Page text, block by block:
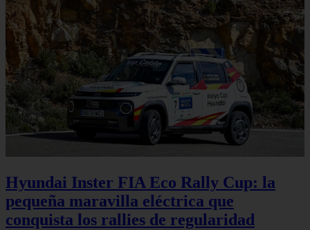
Hyundai Inster FIA Eco Rally Cup: la
pequeña maravilla eléctrica que
conquista los rallies de regularidad